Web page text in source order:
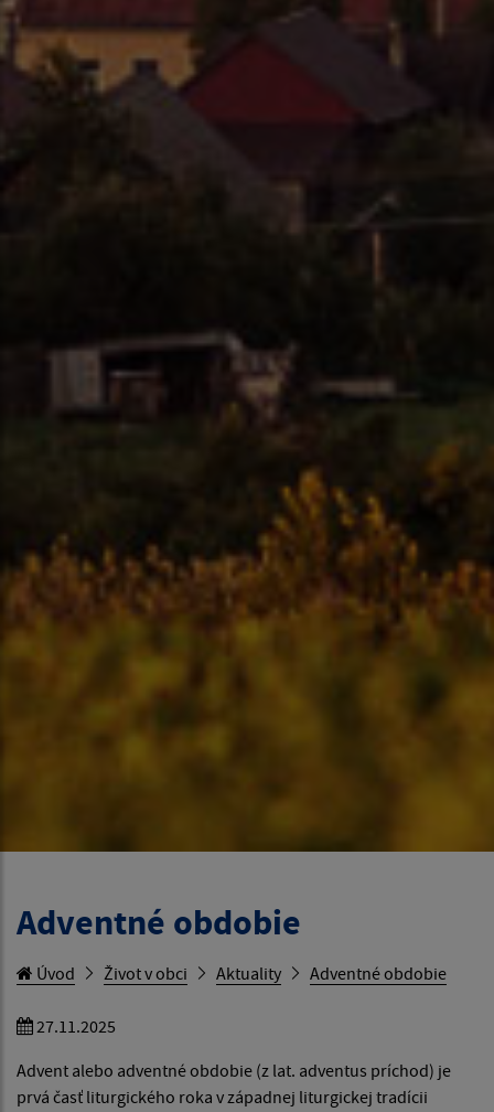
Adventné obdobie
Úvod Život v obci Aktuality Adventné obdobie
27.11.2025
Advent alebo adventné obdobie (z lat. adventus príchod) je
prvá časť liturgického roka v západnej liturgickej tradícii